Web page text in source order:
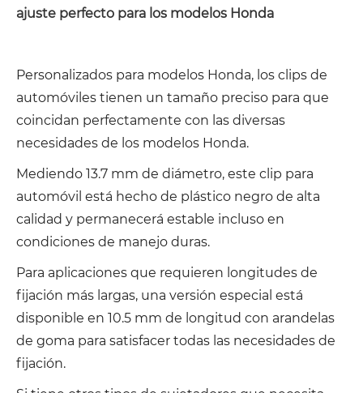
ajuste perfecto para los modelos Honda
Personalizados para modelos Honda, los clips de
automóviles tienen un tamaño preciso para que
coincidan perfectamente con las diversas
necesidades de los modelos Honda.
Mediendo 13.7 mm de diámetro, este clip para
automóvil está hecho de plástico negro de alta
calidad y permanecerá estable incluso en
condiciones de manejo duras.
Para aplicaciones que requieren longitudes de
fijación más largas, una versión especial está
disponible en 10.5 mm de longitud con arandelas
de goma para satisfacer todas las necesidades de
fijación.